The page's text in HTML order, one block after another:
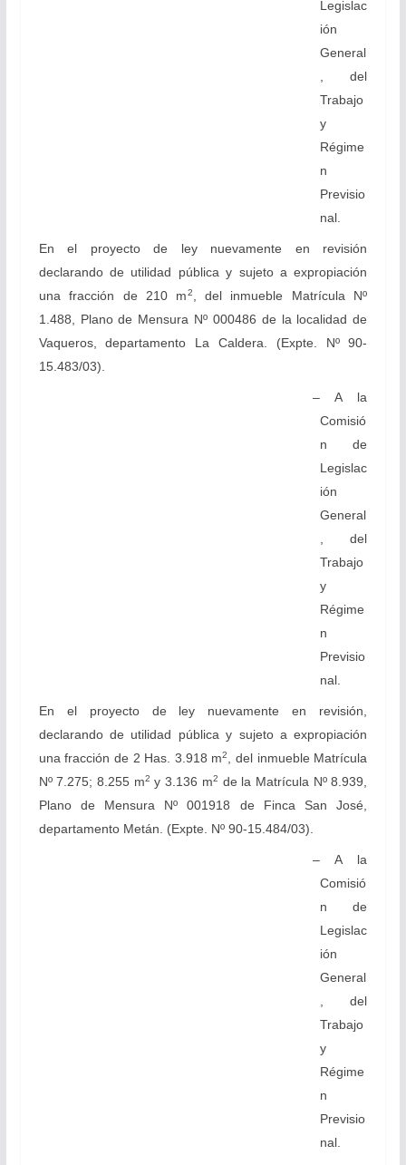
Legislac
ión
General
, del
Trabajo
y
Régime
n
Previsio
nal.
En el proyecto de ley nuevamente en revisión
declarando de utilidad pública y sujeto a expropiación
una fracción de 210 m2, del inmueble Matrícula Nº
1.488, Plano de Mensura Nº 000486 de la localidad de
Vaqueros, departamento La Caldera. (Expte. Nº 90-
15.483/03).
– A la
Comisió
n de
Legislac
ión
General
, del
Trabajo
y
Régime
n
Previsio
nal.
En el proyecto de ley nuevamente en revisión,
declarando de utilidad pública y sujeto a expropiación
una fracción de 2 Has. 3.918 m2, del inmueble Matrícula
Nº 7.275; 8.255 m2 y 3.136 m2 de la Matrícula Nº 8.939,
Plano de Mensura Nº 001918 de Finca San José,
departamento Metán. (Expte. Nº 90-15.484/03).
– A la
Comisió
n de
Legislac
ión
General
, del
Trabajo
y
Régime
n
Previsio
nal.